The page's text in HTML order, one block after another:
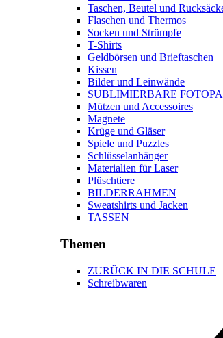
Taschen, Beutel und
Flaschen und Thermos
Socken und Strümpfe
T-Shirts
Geldbörsen und Brieftaschen
Kissen
Bilder und Leinwände
SUBLIMIERBARE
Mützen und Accessoires
Magnete
Krüge und Gläser
Spiele und Puzzles
Schlüsselanhänger
Materialien für Laser
Plüschtiere
BILDERRAHMEN
Sweatshirts und Jacken
TASSEN
Themen
ZURÜCK IN DIE SCHULE
Schreibwaren